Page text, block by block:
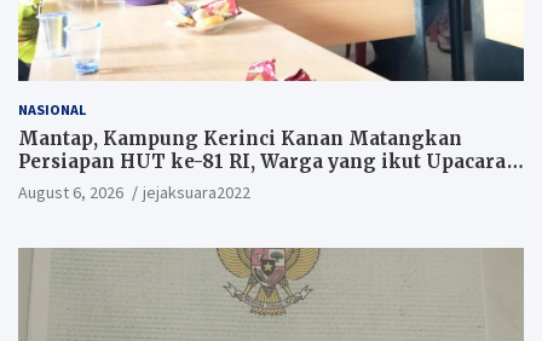
NASIONAL
Mantap, Kampung Kerinci Kanan Matangkan
Persiapan HUT ke-81 RI, Warga yang ikut Upacara
Berkesempatan Raih Hadiah
August 6, 2026 jejaksuara2022